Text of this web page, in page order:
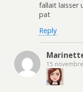
fallait laisser
pat
Reply
15